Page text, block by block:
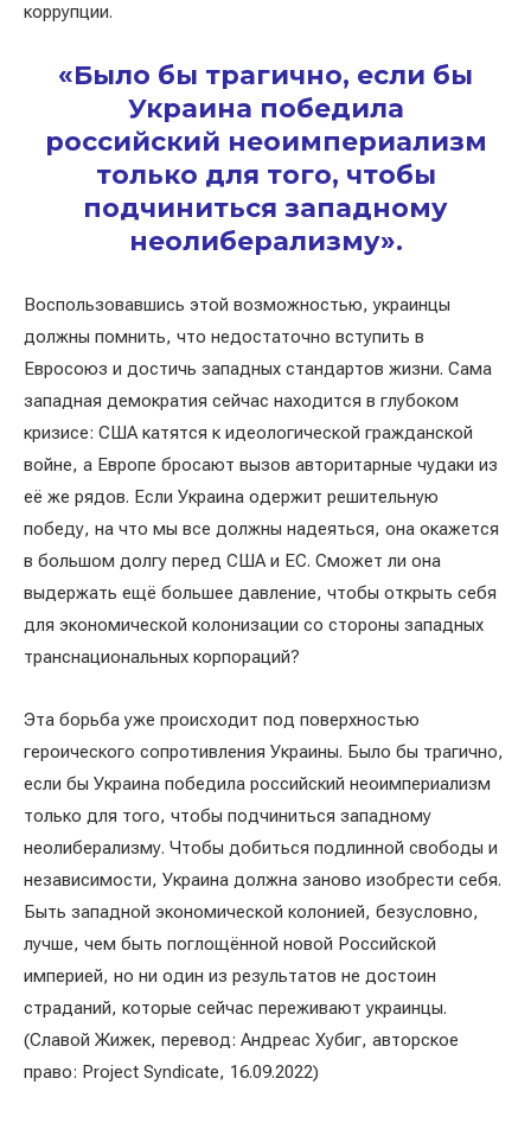
коррупции.
«Было бы трагично, если бы
Украина победила
российский неоимпериализм
только для того, чтобы
подчиниться западному
неолиберализму».
Воспользовавшись этой возможностью, украинцы
должны помнить, что недостаточно вступить в
Евросоюз и достичь западных стандартов жизни. Сама
западная демократия сейчас находится в глубоком
кризисе: США катятся к идеологической гражданской
войне, а Европе бросают вызов авторитарные чудаки из
её же рядов. Если Украина одержит решительную
победу, на что мы все должны надеяться, она окажется
в большом долгу перед США и ЕС. Сможет ли она
выдержать ещё большее давление, чтобы открыть себя
для экономической колонизации со стороны западных
транснациональных корпораций?
Эта борьба уже происходит под поверхностью
героического сопротивления Украины. Было бы трагично,
если бы Украина победила российский неоимпериализм
только для того, чтобы подчиниться западному
неолиберализму. Чтобы добиться подлинной свободы и
независимости, Украина должна заново изобрести себя.
Быть западной экономической колонией, безусловно,
лучше, чем быть поглощённой новой Российской
империей, но ни один из результатов не достоин
страданий, которые сейчас переживают украинцы.
(Славой Жижек, перевод: Андреас Хубиг, авторское
право: Project Syndicate, 16.09.2022)